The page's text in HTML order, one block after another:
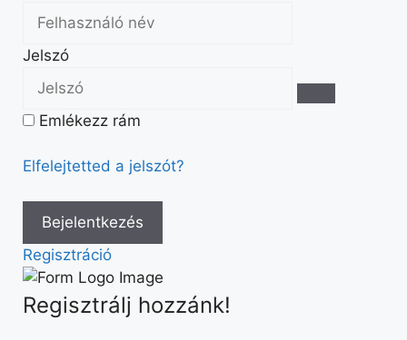
Jelszó
Emlékezz rám
Elfelejtetted a jelszót?
Regisztráció
Regisztrálj hozzánk!